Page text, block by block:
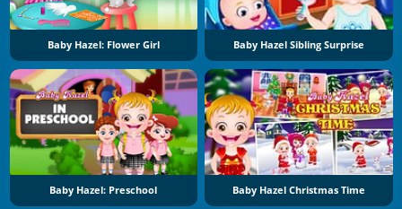
Baby Hazel: Flower Girl Baby Hazel Sibling Surprise
Baby Hazel: Preschool Baby Hazel Christmas Time